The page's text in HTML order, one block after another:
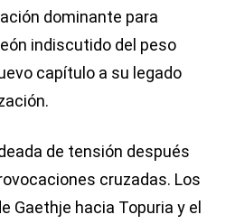
dominante para
indiscutido del peso
capítulo a su legado
de tensión después
cruzadas. Los
Gaethje hacia Topuria y el